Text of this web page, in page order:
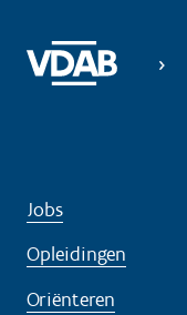
Jobs
Opleidingen
Oriënteren